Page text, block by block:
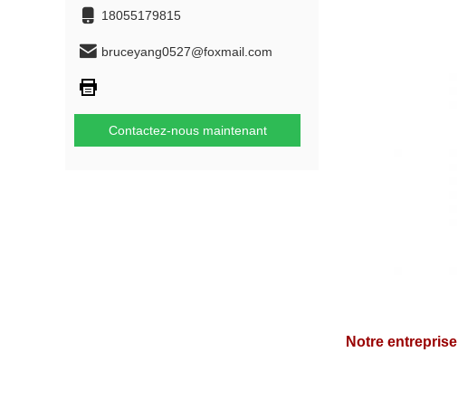
18055179815
bruceyang0527@foxmail.com
Contactez-nous maintenant
Notre entreprise